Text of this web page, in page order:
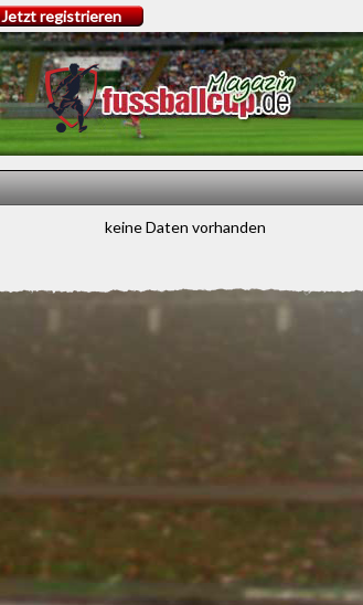
Jetzt registrieren
keine Daten vorhanden